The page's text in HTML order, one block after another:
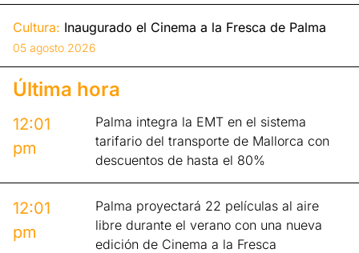
Cultura: Inaugurado el Cinema a la Fresca de Palma
05 agosto 2026
Última hora
12:01
pm
Palma integra la EMT en el sistema
tarifario del transporte de Mallorca con
descuentos de hasta el 80%
12:01
pm
Palma proyectará 22 películas al aire
libre durante el verano con una nueva
edición de Cinema a la Fresca